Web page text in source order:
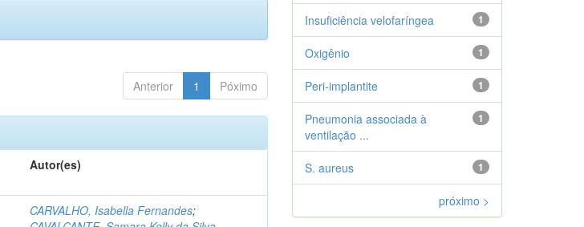
Anterior 1 Póximo
Autor(es)
CARVALHO, Isabella Fernandes;
1
Insuficiência velofaríngea
1
Oxigênio
1
Peri-implantite
1
Pneumonia associada à
ventilação ...
1
S. aureus
próximo >